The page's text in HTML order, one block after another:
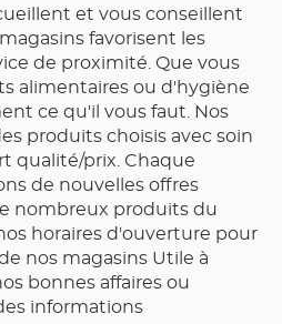
et vous conseillent
favorisent les
de proximité. Que vous
alimentaires ou d'hygiène
ce qu'il vous faut. Nos
produits choisis avec soin
qualité/prix. Chaque
de nouvelles offres
nombreux produits du
horaires d'ouverture pour
nos magasins Utile à
bonnes affaires ou
informations